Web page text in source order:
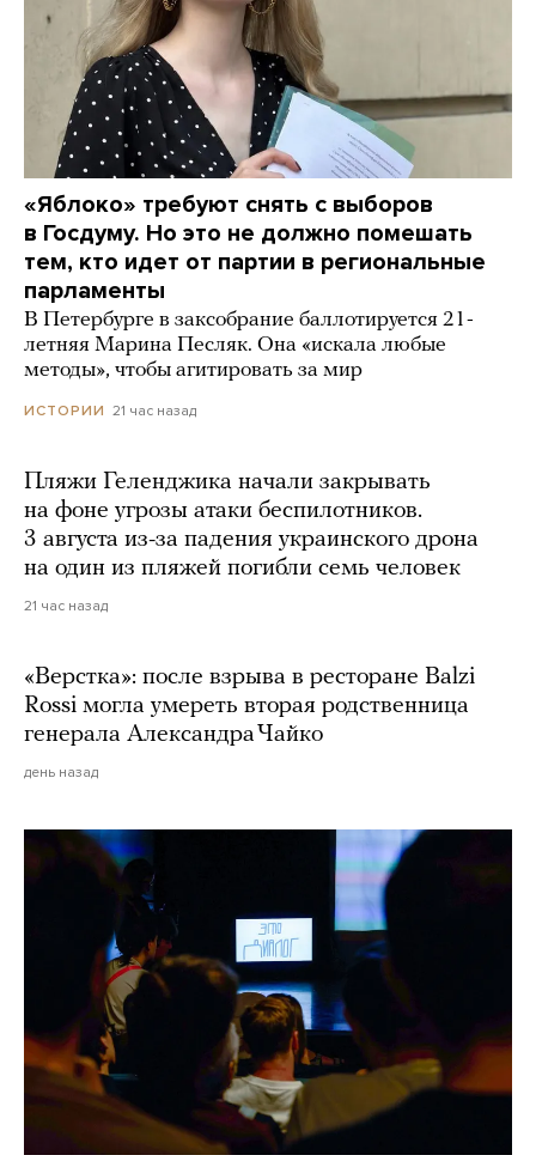
«Яблоко» требуют снять с выборов
в Госдуму. Но это не должно помешать
тем, кто идет от партии в региональные
парламенты
В Петербурге в заксобрание баллотируется 21-
летняя Марина Песляк. Она «искала любые
методы», чтобы агитировать за мир
ИСТОРИИ 21 час назад
Пляжи Геленджика начали закрывать
на фоне угрозы атаки беспилотников.
3 августа из-за падения украинского дрона
на один из пляжей погибли семь человек
21 час назад
«Верстка»: после взрыва в ресторане Balzi
Rossi могла умереть вторая родственница
генерала Александра Чайко
день назад